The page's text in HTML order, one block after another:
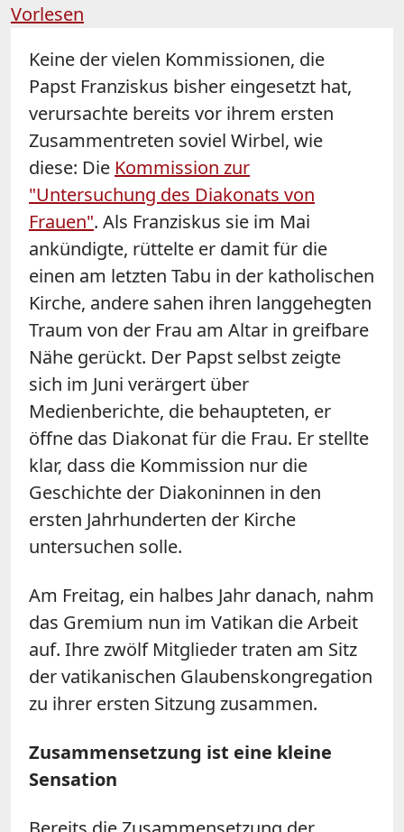
Vorlesen
Keine der vielen Kommissionen, die
Papst Franziskus bisher eingesetzt hat,
verursachte bereits vor ihrem ersten
Zusammentreten soviel Wirbel, wie
diese: Die Kommission zur
"Untersuchung des Diakonats von
Frauen". Als Franziskus sie im Mai
ankündigte, rüttelte er damit für die
einen am letzten Tabu in der katholischen
Kirche, andere sahen ihren langgehegten
Traum von der Frau am Altar in greifbare
Nähe gerückt. Der Papst selbst zeigte
sich im Juni verärgert über
Medienberichte, die behaupteten, er
öffne das Diakonat für die Frau. Er stellte
klar, dass die Kommission nur die
Geschichte der Diakoninnen in den
ersten Jahrhunderten der Kirche
untersuchen solle.
Am Freitag, ein halbes Jahr danach, nahm
das Gremium nun im Vatikan die Arbeit
auf. Ihre zwölf Mitglieder traten am Sitz
der vatikanischen Glaubenskongregation
zu ihrer ersten Sitzung zusammen.
Zusammensetzung ist eine kleine
Sensation